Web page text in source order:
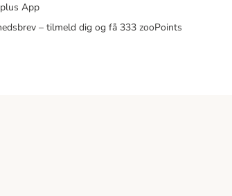
App
– tilmeld dig og få 333 zooPoints